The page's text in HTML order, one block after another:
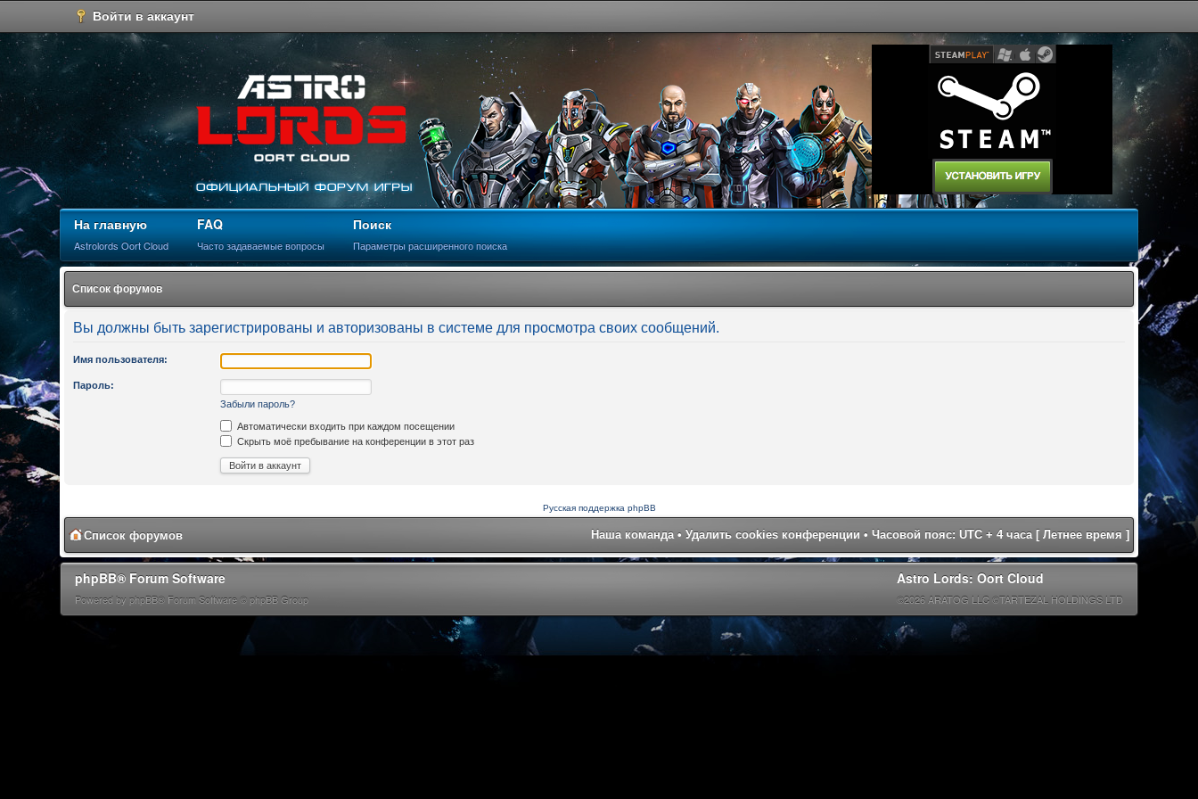
Войти в аккаунт
На главную
Astrolords Oort Cloud
FAQ
Часто задаваемые вопросы
Поиск
Параметры расширенного поиска
Список форумов
Вы должны быть зарегистрированы и авторизованы в системе для просмотра своих сообщений.
Имя пользователя:
Пароль:
Забыли пароль?
Автоматически входить при каждом посещении
Скрыть моё пребывание на конференции в этот раз
Русская поддержка phpBB
Список форумов Наша команда• Удалить cookies конференции • Часовой пояс: UTC + 4 часа [ Летнее время ]
phpBB® Forum Software
Powered by phpBB® Forum Software © phpBB Group
Astro Lords: Oort Cloud
©2026 ARATOG LLC ©TARTEZAL HOLDINGS LTD